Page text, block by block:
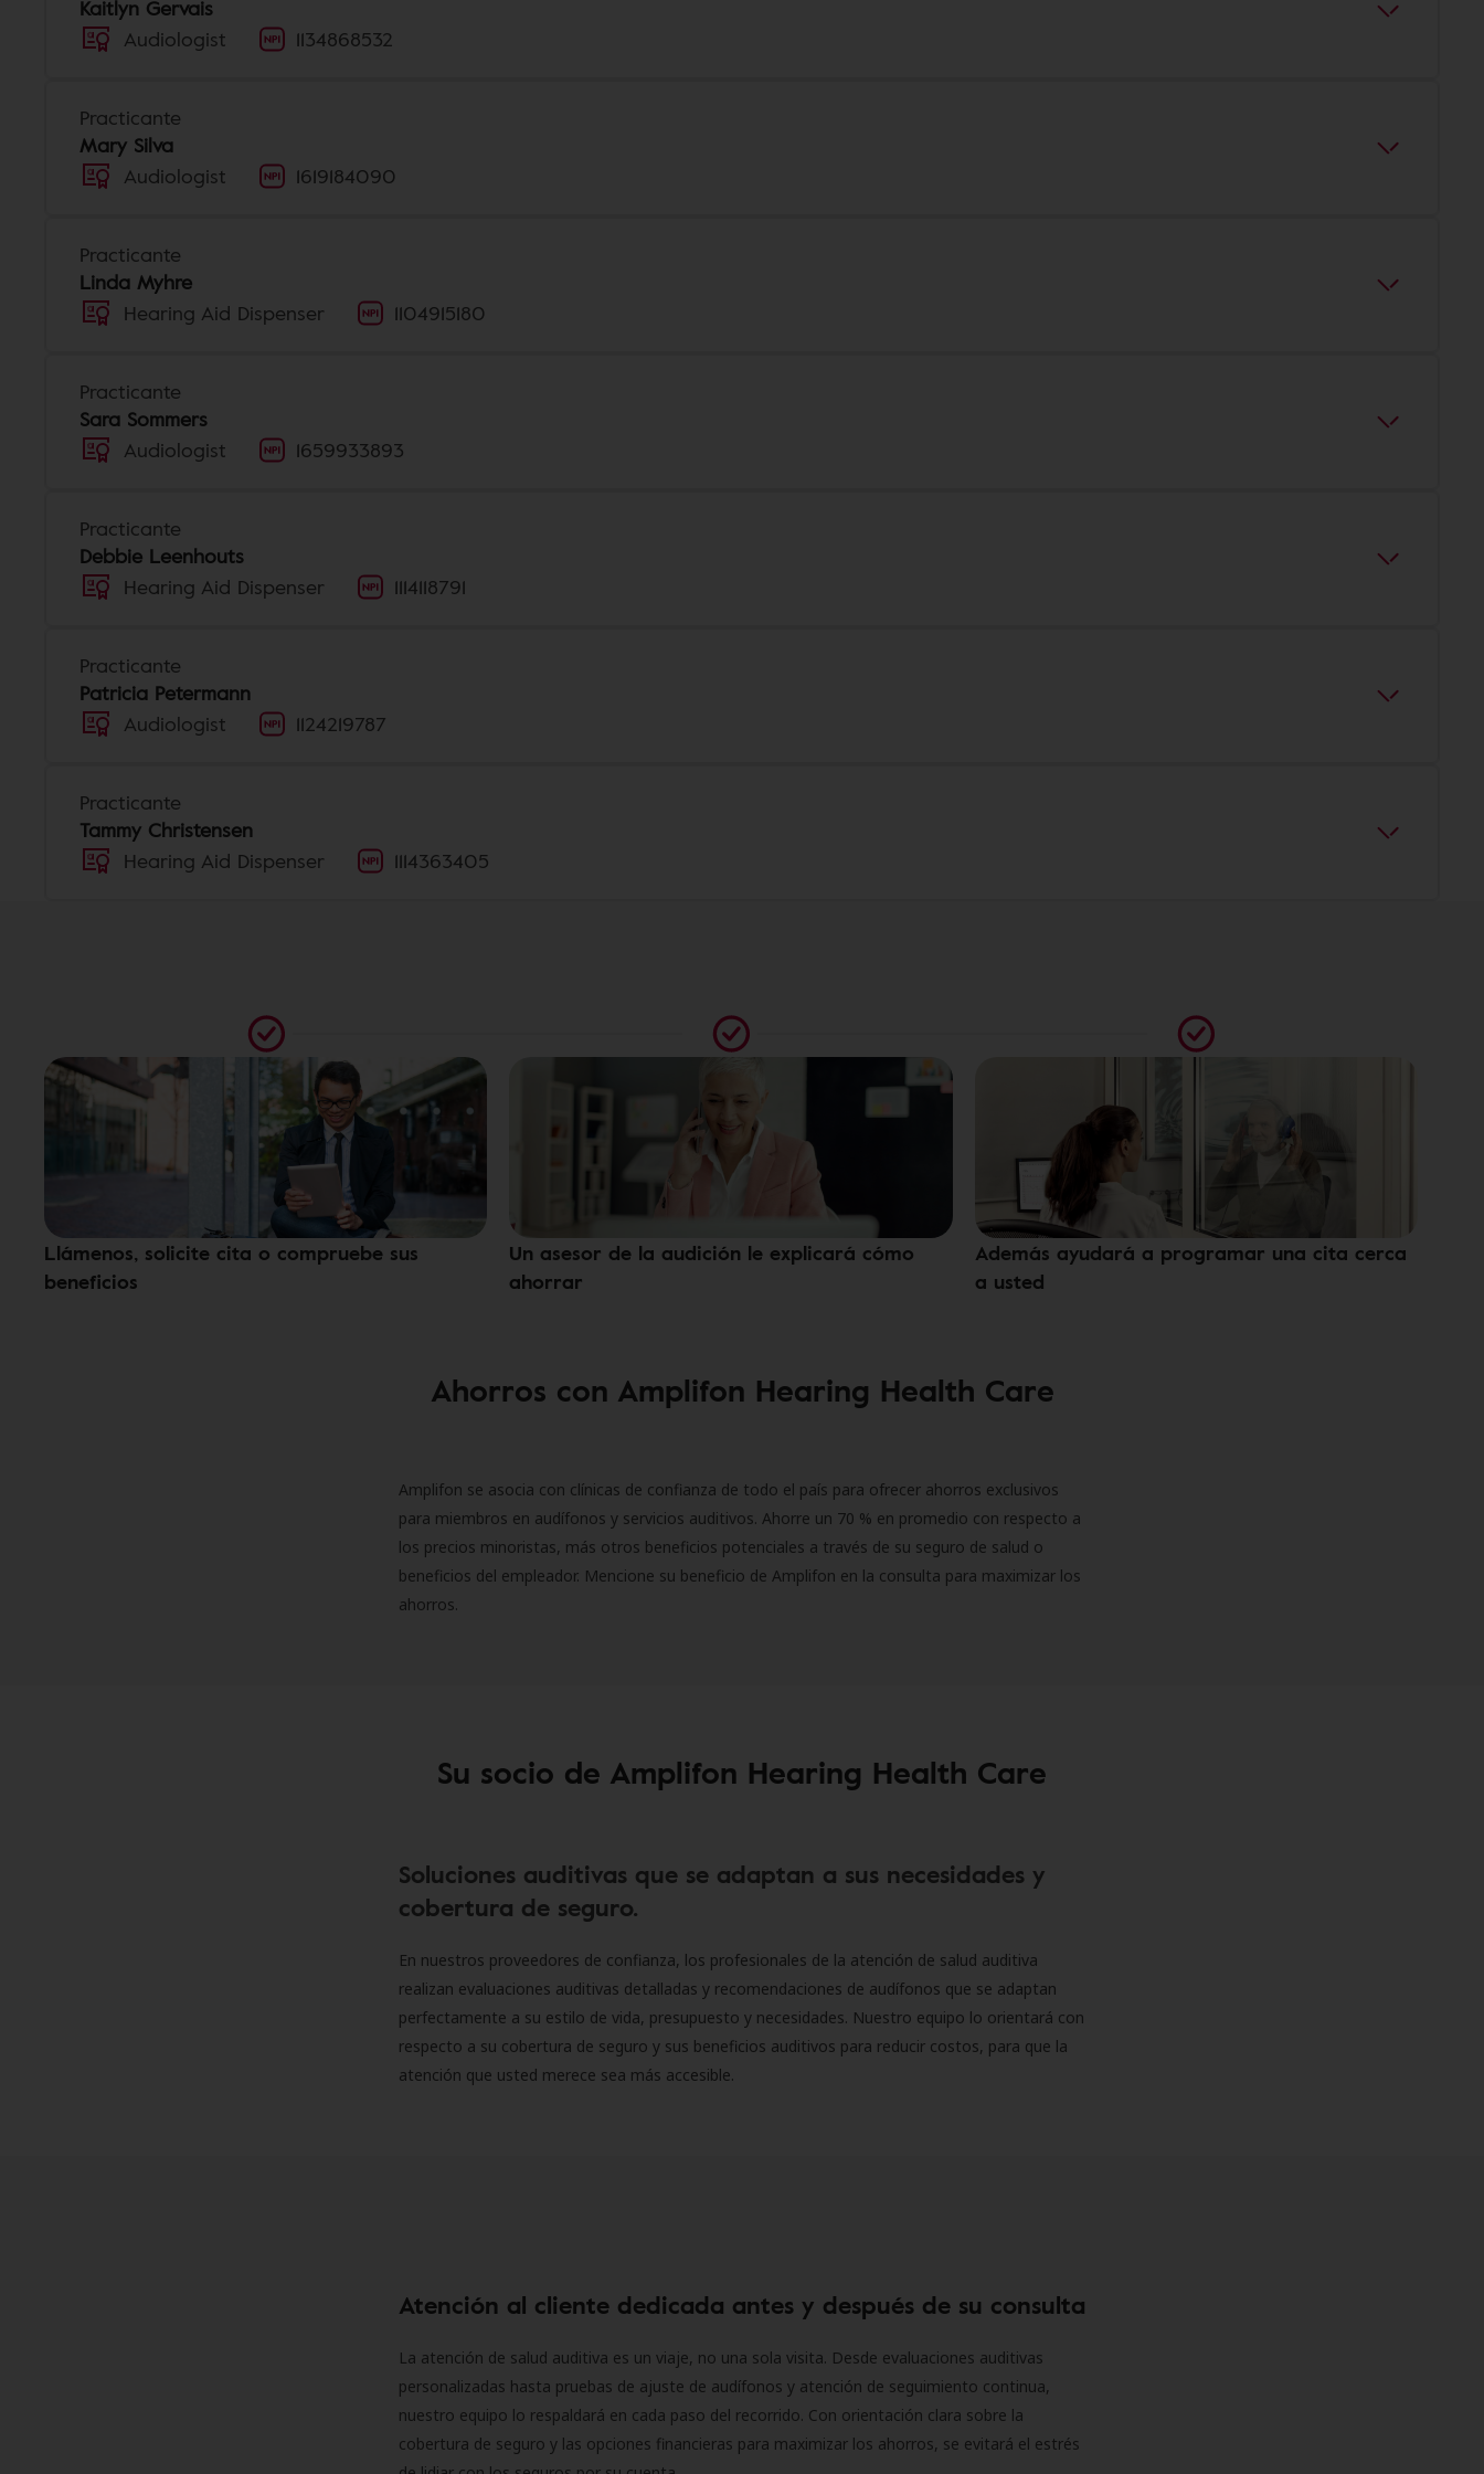
Kaitlyn Gervais
Audiologist
1134868532
Practicante
Mary Silva
Audiologist
1619184090
Practicante
Linda Myhre
Hearing Aid Dispenser
1104915180
Practicante
Sara Sommers
Audiologist
1659933893
Practicante
Debbie Leenhouts
Hearing Aid Dispenser
1114118791
Practicante
Patricia Petermann
Audiologist
1124219787
Practicante
Tammy Christensen
Hearing Aid Dispenser
1114363405
Llámenos, solicite cita o compruebe sus
beneficios
Un asesor de la audición le explicará cómo
ahorrar
Además ayudará a programar una cita cerca
a usted
Ahorros con Amplifon Hearing Health Care
Amplifon se asocia con clínicas de confianza de todo el país para ofrecer ahorros exclusivos
para miembros en audífonos y servicios auditivos. Ahorre un 70 % en promedio con respecto a
los precios minoristas, más otros beneficios potenciales a través de su seguro de salud o
beneficios del empleador. Mencione su beneficio de Amplifon en la consulta para maximizar los
ahorros.
Su socio de Amplifon Hearing Health Care
Soluciones auditivas que se adaptan a sus necesidades y
cobertura de seguro.
En nuestros proveedores de confianza, los profesionales de la atención de salud auditiva
realizan evaluaciones auditivas detalladas y recomendaciones de audífonos que se adaptan
perfectamente a su estilo de vida, presupuesto y necesidades. Nuestro equipo lo orientará con
respecto a su cobertura de seguro y sus beneficios auditivos para reducir costos, para que la
atención que usted merece sea más accesible.
Atención al cliente dedicada antes y después de su consulta
La atención de salud auditiva es un viaje, no una sola visita. Desde evaluaciones auditivas
personalizadas hasta pruebas de ajuste de audífonos y atención de seguimiento continua,
nuestro equipo lo respaldará en cada paso del recorrido. Con orientación clara sobre la
cobertura de seguro y las opciones financieras para maximizar los ahorros, se evitará el estrés